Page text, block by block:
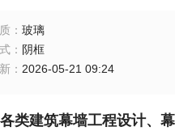
： 玻璃
： 阴框
： 2026-05-21 09:24
类建筑幕墙工程设计、